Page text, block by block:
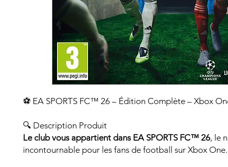
⚽ EA SPORTS FC™ 26 – Édition Complète – Xbox
🔍 Description Produit
Le club vous appartient dans EA SPORTS FC™ 26, le
incontournable pour les fans de football sur Xbox One.